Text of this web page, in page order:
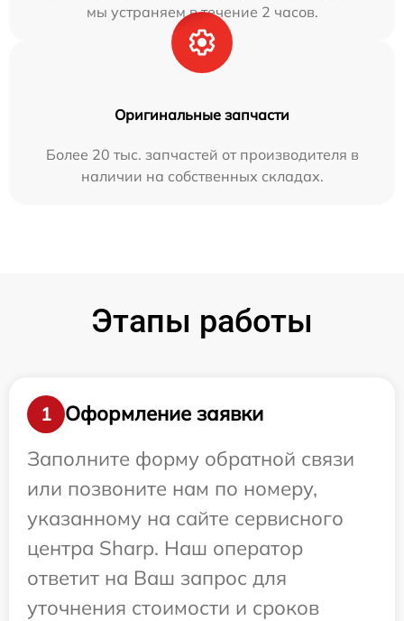
мы устраняем в течение 2 часов.
Оригинальные запчасти
Более 20 тыс. запчастей от производителя в
наличии на собственных складах.
Этапы работы
1
Оформление заявки
Заполните форму обратной связи
или позвоните нам по номеру,
указанному на сайте сервисного
центра Sharp. Наш оператор
ответит на Ваш запрос для
уточнения стоимости и сроков